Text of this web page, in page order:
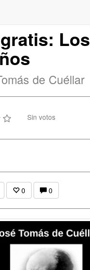
Los
de Cuéllar
Sin votos
0 0